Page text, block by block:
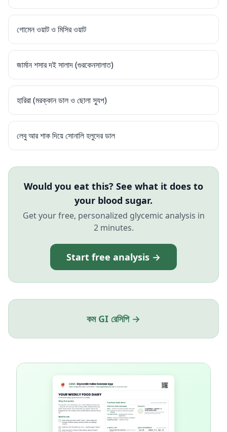
গোমেন ওয়াট ও মিসির ওয়াট
জার্মান শসার দই সালাদ (গুরকেনসালাত)
হারিরা (মরক্কান ডাল ও ছোলা স্যুপ)
লেবু আর শাক দিয়ে সোনালি হলুদের ডাল
Would you eat this? See what it does to
your blood sugar.
Get your free, personalized glycemic analysis in
2 minutes.
Start free analysis →
কম GI রেসিপি →